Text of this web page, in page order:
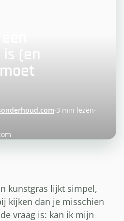
(en
·3 min lezen·
kunstgras lijkt simpel,
kijken dan je misschien
vraag is: kan ik mijn